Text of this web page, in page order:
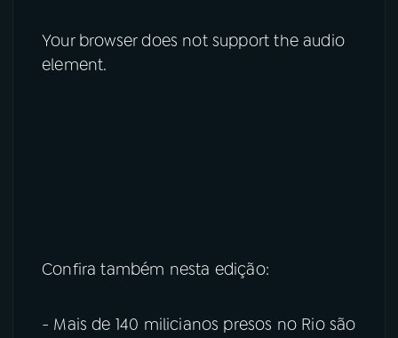
Your browser does not support the audio
element.
Confira também nesta edição:
- Mais de 140 milicianos presos no Rio são